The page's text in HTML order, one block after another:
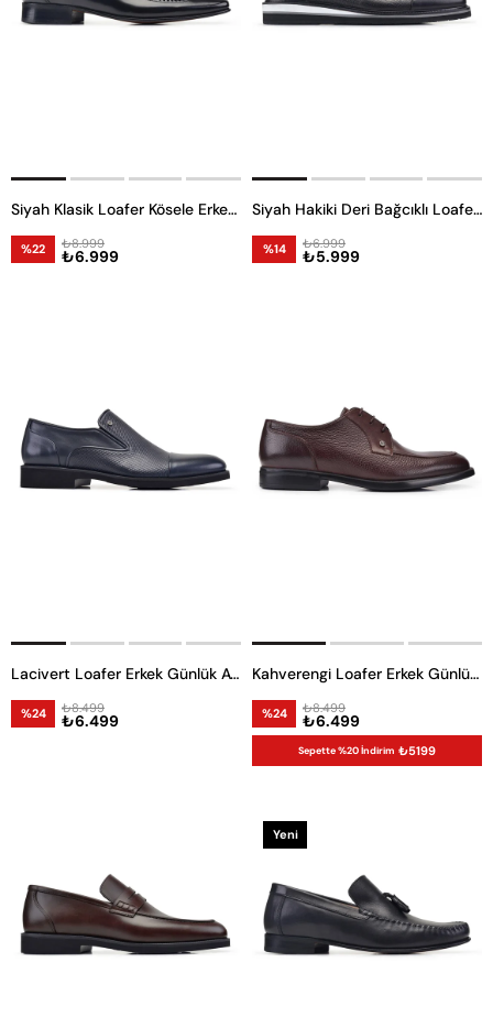
Siyah Klasik Loafer Kösele Erkek Ayakkabı -6968-
%22 ₺6.999
₺8.999
Siyah Hakiki Deri Bağcıklı Loafer Erkek Günlük Ayakkabı
%14 ₺5.999
₺6.999
Lacivert Loafer Erkek Günlük Ayakkabı
%24 ₺6.499
₺8.499
Kahverengi Loafer Erkek Günlük Ayakkabı
%24 ₺6.499
₺8.499
Sepette %20 İndirim ₺5199
Yeni